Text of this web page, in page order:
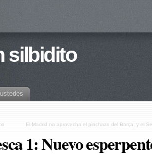
silbidito
El Madrid no aprovecha el pinchazo del Barça; y el
1: Nuevo